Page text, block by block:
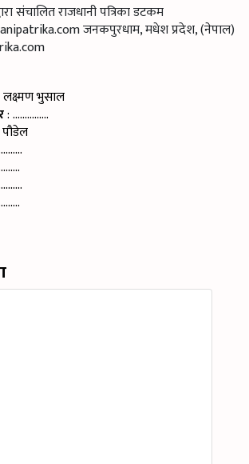
संचालित राजधानी पत्रिका डटकम
जनकपुरधाम, मधेश प्रदेश, (नेपाल)
लक्ष्मण भुसाल
: ……………